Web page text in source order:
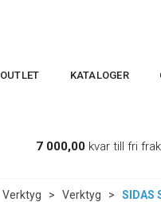
OUTLET KATALOGER
7 000,00 kvar till fri
Verktyg > Verktyg > SIDAS